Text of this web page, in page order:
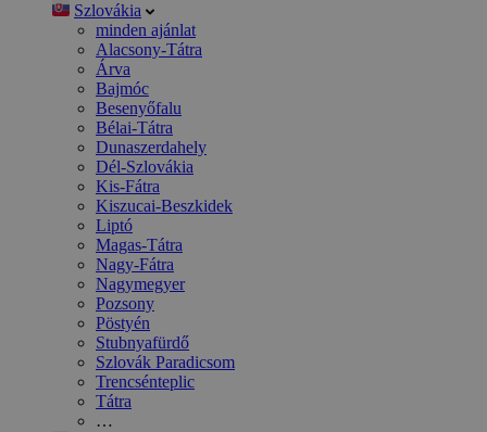
Szlovákia
minden ajánlat
Alacsony-Tátra
Árva
Bajmóc
Besenyőfalu
Bélai-Tátra
Dunaszerdahely
Dél-Szlovákia
Kis-Fátra
Kiszucai-Beszkidek
Liptó
Magas-Tátra
Nagy-Fátra
Nagymegyer
Pozsony
Pöstyén
Stubnyafürdő
Szlovák Paradicsom
Trencsénteplic
Tátra
…